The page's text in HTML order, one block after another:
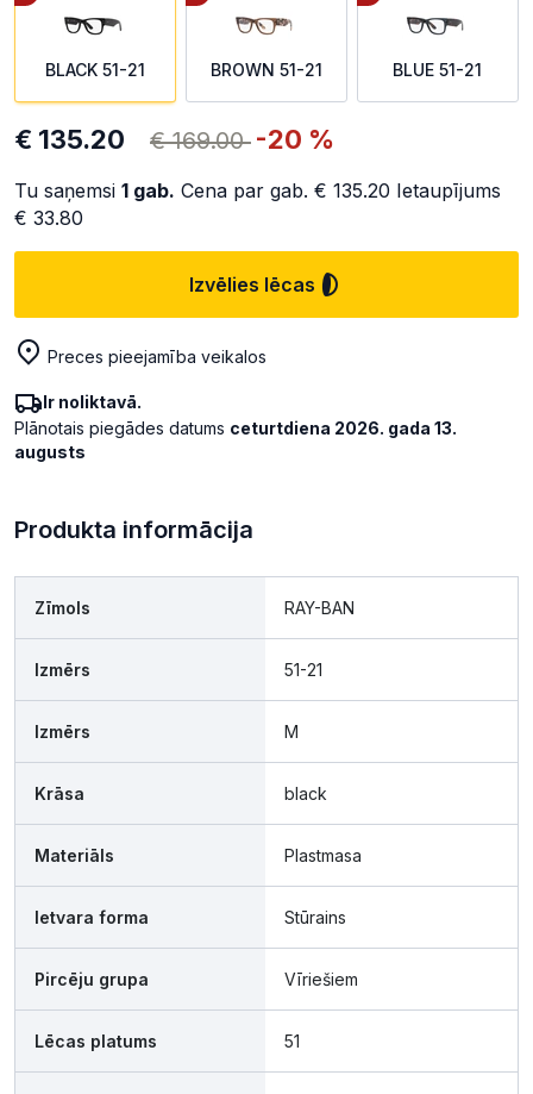
BLACK 51-21 BROWN 51-21 BLUE 51-21
€ 135.20 € 169.00 -20 %
Tu saņemsi 1 gab. Cena par gab. € 135.20 Ietaupījums
€ 33.80
Izvēlies lēcas
Preces pieejamība veikalos
Ir noliktavā.
Plānotais piegādes datums ceturtdiena 2026. gada 13.
augusts
Produkta informācija
Zīmols RAY-BAN
Izmērs 51-21
Izmērs M
Krāsa black
Materiāls Plastmasa
Ietvara forma Stūrains
Pircēju grupa Vīriešiem
Lēcas platums 51